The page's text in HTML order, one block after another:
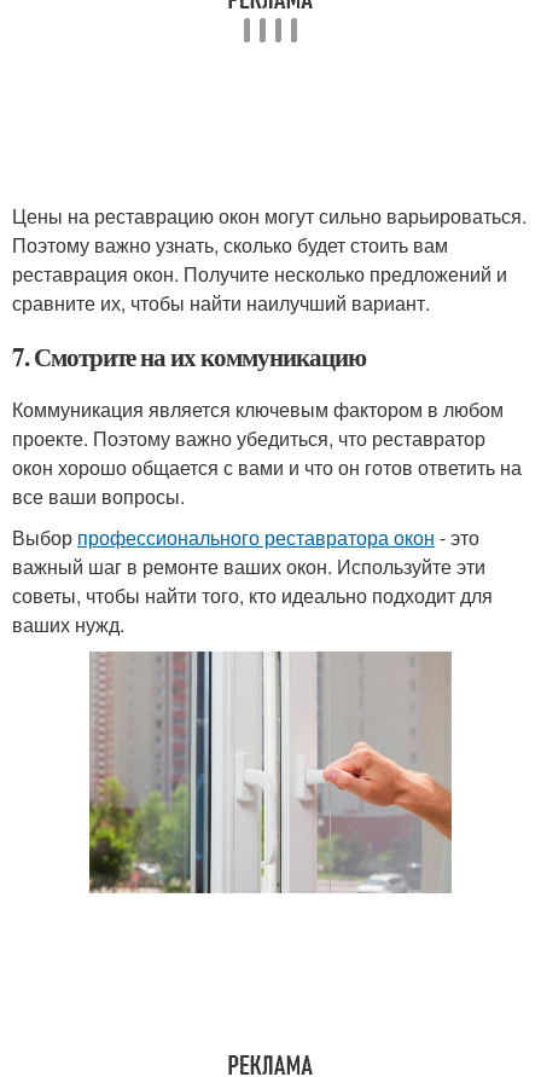
Цены на реставрацию окон могут сильно варьироваться.
Поэтому важно узнать, сколько будет стоить вам
реставрация окон. Получите несколько предложений и
сравните их, чтобы найти наилучший вариант.
7. Смотрите на их коммуникацию
Коммуникация является ключевым фактором в любом
проекте. Поэтому важно убедиться, что реставратор
окон хорошо общается с вами и что он готов ответить на
все ваши вопросы.
Выбор профессионального реставратора окон - это
важный шаг в ремонте ваших окон. Используйте эти
советы, чтобы найти того, кто идеально подходит для
ваших нужд.